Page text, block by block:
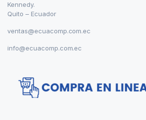
Kennedy.
Quito – Ecuador
ventas@ecuacomp.com.ec
info@ecuacomp.com.ec